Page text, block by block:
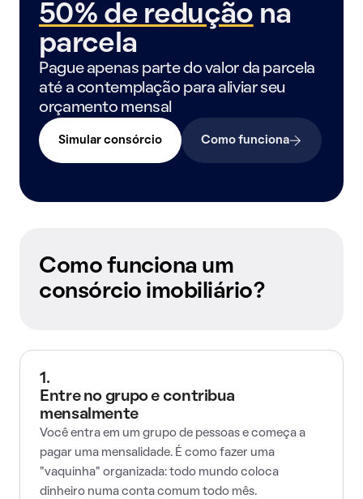
50% de redução na
parcela
Pague apenas parte do valor da parcela
até a contemplação para aliviar seu
orçamento mensal
Simular consórcio Como funciona
Como funciona um
consórcio imobiliário?
1.
Entre no grupo e contribua
mensalmente
Você entra em um grupo de pessoas e começa a
pagar uma mensalidade. É como fazer uma
"vaquinha" organizada: todo mundo coloca
dinheiro numa conta comum todo mês.